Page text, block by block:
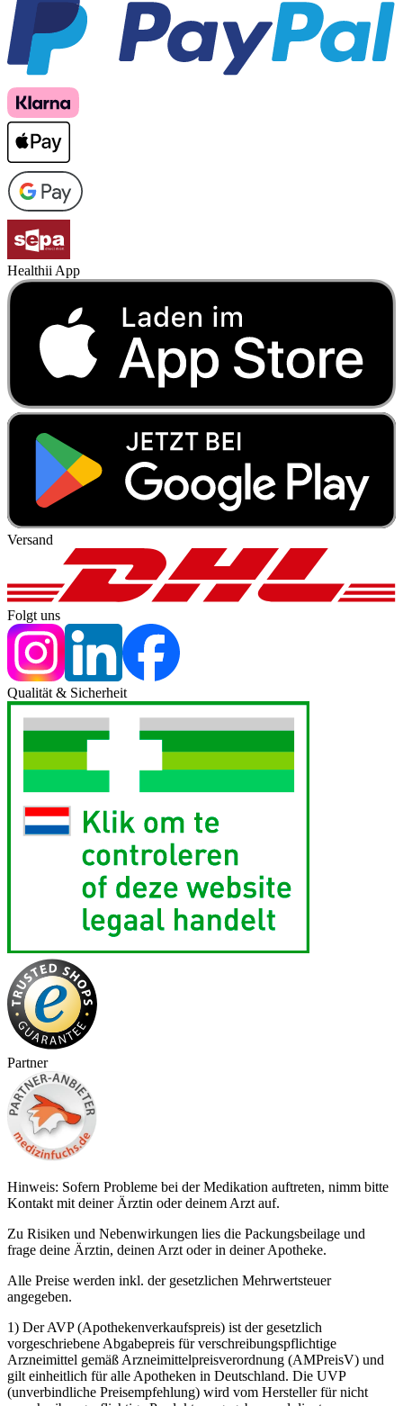
Healthii App
Versand
Folgt uns
Qualität & Sicherheit
Partner
Hinweis: Sofern Probleme bei der Medikation auftreten, nimm bitte
Kontakt mit deiner Ärztin oder deinem Arzt auf.
Zu Risiken und Nebenwirkungen lies die Packungsbeilage und
frage deine Ärztin, deinen Arzt oder in deiner Apotheke.
Alle Preise werden inkl. der gesetzlichen Mehrwertsteuer
angegeben.
1) Der AVP (Apothekenverkaufspreis) ist der gesetzlich
vorgeschriebene Abgabepreis für verschreibungspflichtige
Arzneimittel gemäß Arzneimittelpreisverordnung (AMPreisV) und
gilt einheitlich für alle Apotheken in Deutschland. Die UVP
(unverbindliche Preisempfehlung) wird vom Hersteller für nicht